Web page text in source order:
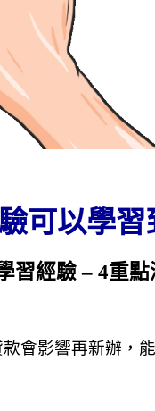
可以學習
習經驗 – 4重
會影響再新辦，